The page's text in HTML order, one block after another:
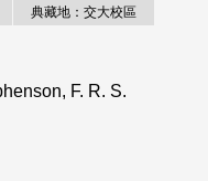
典藏地：交大校區
F. R. S.